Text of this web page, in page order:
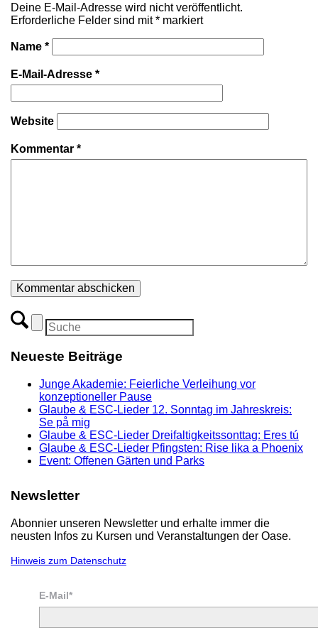
Deine E-Mail-Adresse wird nicht veröffentlicht.
Erforderliche Felder sind mit* markiert
Name *
E-Mail-Adresse *
Website
Kommentar *
Neueste Beiträge
Junge Akademie: Feierliche Verleihung vor
konzeptioneller Pause
Glaube & ESC-Lieder 12. Sonntag im Jahreskreis:
Se på mig
Glaube & ESC-Lieder Dreifaltigkeitssonttag: Eres tú
Glaube & ESC-Lieder Pfingsten: Rise lika a Phoenix
Event: Offenen Gärten und Parks
Newsletter
Abonnier unseren Newsletter und erhalte immer die
neusten Infos zu Kursen und Veranstaltungen der Oase.
Hinweis zum Datenschutz
E-Mail*